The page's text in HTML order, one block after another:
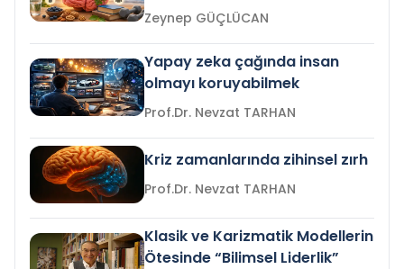
Zeynep GÜÇLÜCAN
Yapay zeka çağında insan
olmayı koruyabilmek
Prof.Dr. Nevzat TARHAN
Kriz zamanlarında zihinsel zırh
Prof.Dr. Nevzat TARHAN
Klasik ve Karizmatik Modellerin
Ötesinde “Bilimsel Liderlik”